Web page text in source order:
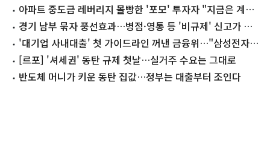
아파트 중도금 레버리지 몰빵한 '포모' 투자자 "지금은 계약
해지 위기"
경기 남부 묶자 풍선효과…병점·영통 등 '비규제' 신고가 속
출 '대기업 사내대출' 첫 가이드라인 꺼낸 금융위…"삼성전자처
럼 하라"
[르포] '셔세권' 동탄 규제 첫날…실거주 수요는 그대로
반도체 머니가 키운 동탄 집값…정부는 대출부터 조인다